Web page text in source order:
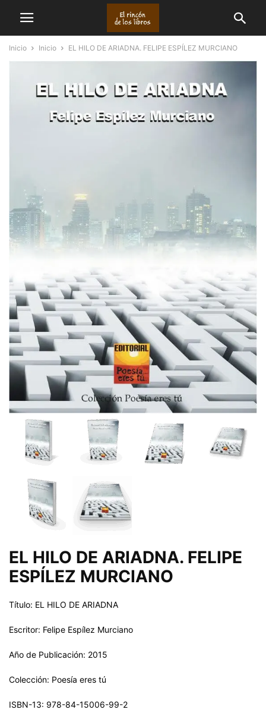
Inicio Inicio EL HILO DE ARIADNA. FELIPE ESPÍLEZ MURCIANO
EL HILO DE ARIADNA. FELIPE
ESPÍLEZ MURCIANO
Título: EL HILO DE ARIADNA
Escritor: Felipe Espílez Murciano
Año de Publicación: 2015
Colección: Poesía eres tú
ISBN-13: 978-84-15006-99-2